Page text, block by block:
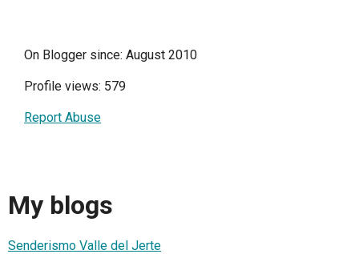
On Blogger since: August 2010
Profile views: 579
Report Abuse
My blogs
Senderismo Valle del Jerte